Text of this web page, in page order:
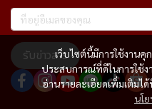
เว็บไซต์นี้มีการใช้งาน
ประสบการณ์ที่ดีในการใช้ง
อ่านรายละเอียดเพิ่มเติมไ
นโ
รับข่าวสาร